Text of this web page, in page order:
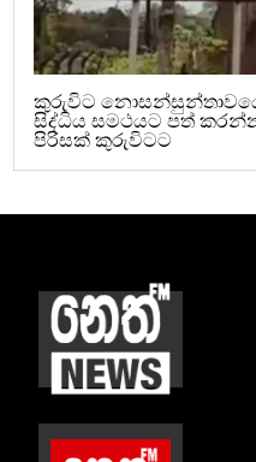
කුරුවිට
සිද්ධිය සමථයට පත්
පිරිසක් කුරුවිටට